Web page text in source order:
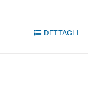
DETTAGLI